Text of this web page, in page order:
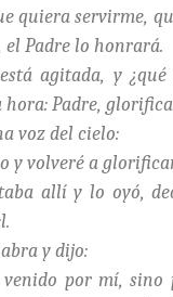
quiera servirme,
Padre lo honrará.
agitada, y
hora: Padre,
voz del cielo:
y volveré a
allí y lo oyó,
y dijo:
venido por mí,